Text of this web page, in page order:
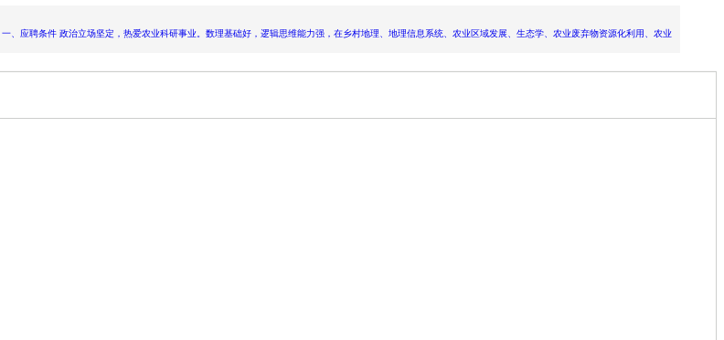
应聘条件 政治立场坚定，热爱农业科研事业。数理基础好，逻辑思维能力强，在乡村地理、地理信息系统、农业区域发展、生态学、农业废弃物资源化利用、农业